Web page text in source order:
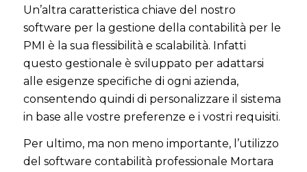
Un’altra caratteristica chiave del nostro
software per la gestione della contabilità per le
PMI è la sua flessibilità e scalabilità. Infatti
questo gestionale è sviluppato per adattarsi
alle esigenze specifiche di ogni azienda,
consentendo quindi di personalizzare il sistema
in base alle vostre preferenze e i vostri requisiti.
Per ultimo, ma non meno importante, l’utilizzo
del software contabilità professionale Mortara